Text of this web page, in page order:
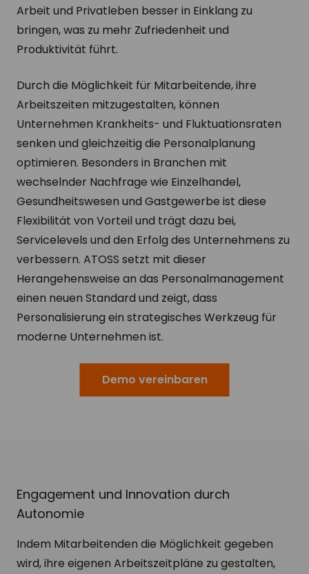
Arbeit und Privatleben besser in Einklang zu
bringen, was zu mehr Zufriedenheit und
Produktivität führt.
Durch die Möglichkeit für Mitarbeitende, ihre
Arbeitszeiten mitzugestalten, können
Unternehmen Krankheits- und Fluktuationsraten
senken und gleichzeitig die Personalplanung
optimieren. Besonders in Branchen mit
wechselnder Nachfrage wie Einzelhandel,
Gesundheitswesen und Gastgewerbe ist diese
Flexibilität von Vorteil und trägt dazu bei,
Servicelevels und den Erfolg des Unternehmens zu
verbessern. ATOSS setzt mit dieser
Herangehensweise an das Personalmanagement
einen neuen Standard und zeigt, dass
Personalisierung ein strategisches Werkzeug für
moderne Unternehmen ist.
Demo vereinbaren
Engagement und Innovation durch
Autonomie
Indem Mitarbeitenden die Möglichkeit gegeben
wird, ihre eigenen Arbeitszeitpläne zu gestalten,